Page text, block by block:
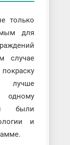
только
для
случае
лучше
были
и